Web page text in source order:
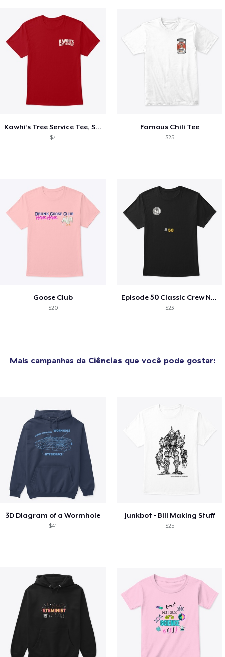
Kawhi’s Tree Service Tee, Shirts, Mug
$7
Famous Chili Tee
$25
Goose Club
$20
Episode 50 Classic Crew Neck T-Shirt
$23
Mais campanhas da Ciências que você pode gostar:
3D Diagram of a Wormhole
$41
Junkbot - Bill Making Stuff
$25